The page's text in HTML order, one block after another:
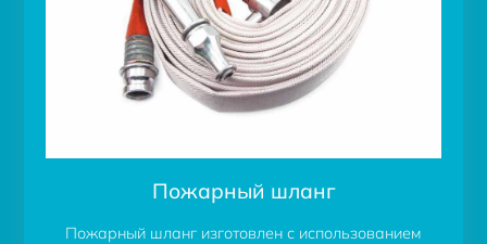
Пожарный шланг
Пожарный шланг изготовлен с использованием